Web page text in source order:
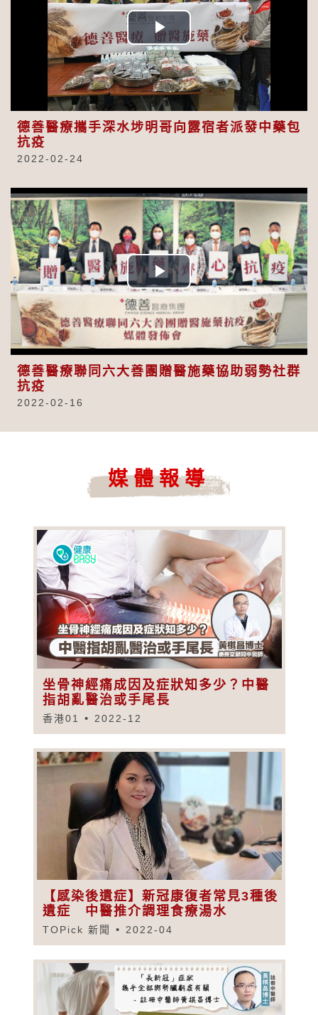
Play
Video
德善醫療攜手深水埗明哥向露宿者派發中藥包
抗疫
2022-02-24
Play
Video
德善醫療聯同六大善團贈醫施藥協助弱勢社群
抗疫
2022-02-16
媒體報導
坐骨神經痛成因及症狀知多少？中醫
指胡亂醫治或手尾長
香港01 2022-12
【感染後遺症】新冠康復者常見3種後
遺症 中醫推介調理食療湯水
TOPick 新聞 2022-04